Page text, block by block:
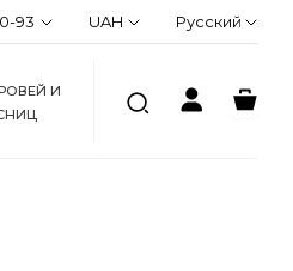
93 UAH Русский
И